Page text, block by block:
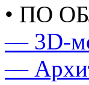
• ПО
— 3D-
—